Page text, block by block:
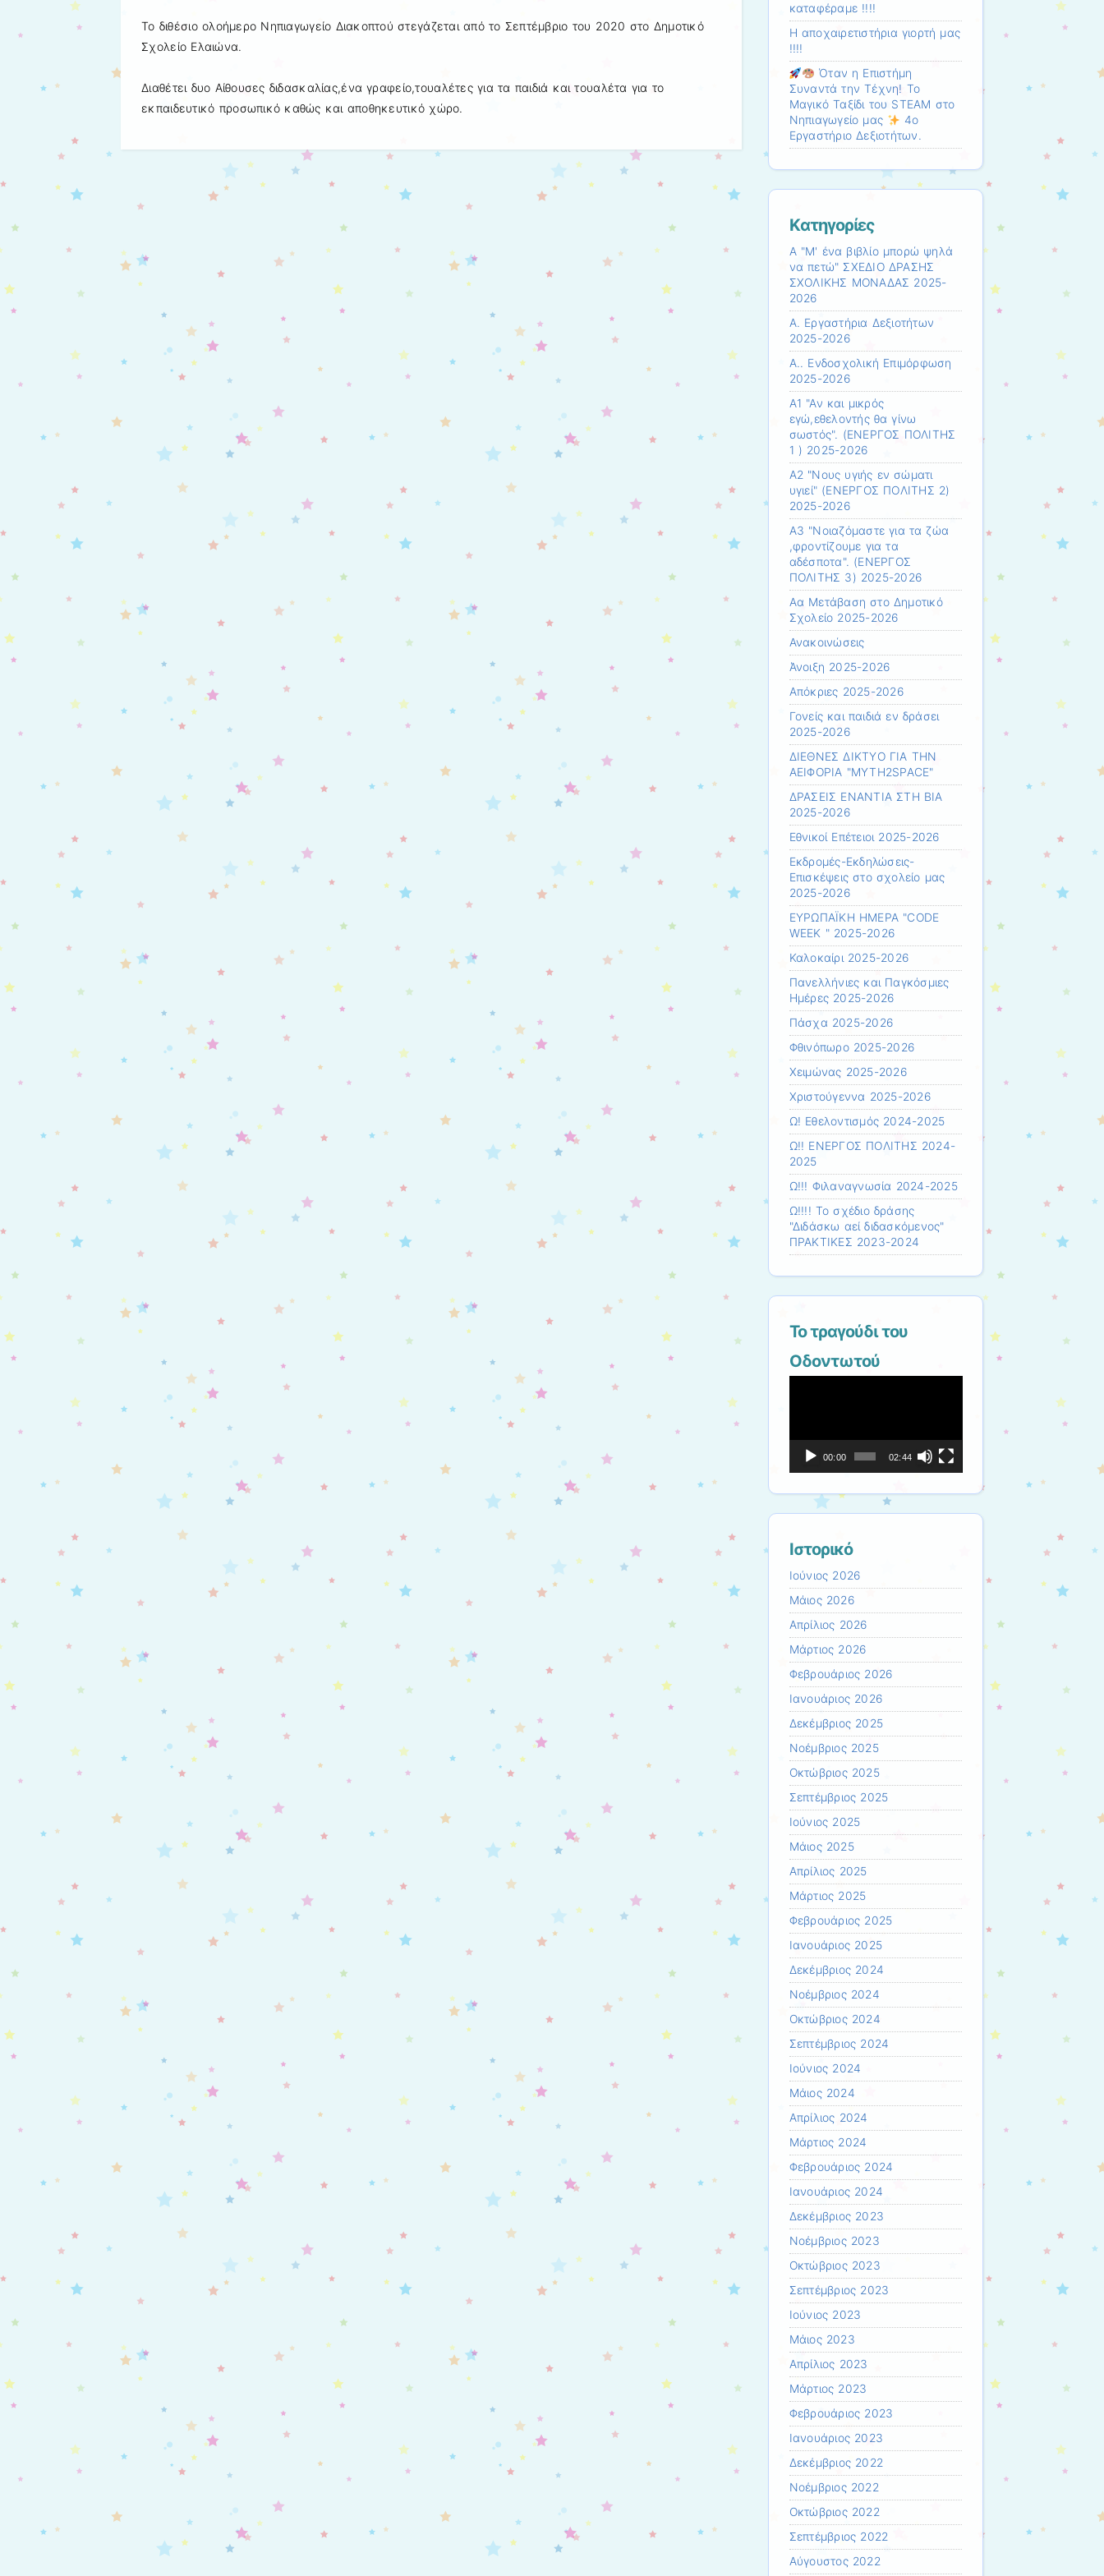
Το διθέσιο ολοήμερο Νηπιαγωγείο Διακοπτού στεγάζεται από το Σεπτέμβριο του 2020 στο Δημοτικό
Σχολείο Ελαιώνα.
Διαθέτει δυο Αίθουσες διδασκαλίας,ένα γραφείο,τουαλέτες για τα παιδιά και τουαλέτα για το
εκπαιδευτικό προσωπικό καθώς και αποθηκευτικό χώρο.
καταφέραμε !!!!
Η αποχαιρετιστήρια γιορτή μας
!!!!
Όταν η Επιστήμη
Συναντά την Τέχνη! Το
Μαγικό Ταξίδι του STEAM στο
Νηπιαγωγείο μας
4ο
Εργαστήριο Δεξιοτήτων.
Kατηγορίες
Α "Μ' ένα βιβλίο μπορώ ψηλά
να πετώ" ΣΧΕΔΙΟ ΔΡΑΣΗΣ
ΣΧΟΛΙΚΗΣ ΜΟΝΑΔΑΣ 2025-
2026
Α. Εργαστήρια Δεξιοτήτων
2025-2026
Α.. Ενδοσχολική Επιμόρφωση
2025-2026
Α1 "Αν και μικρός
εγώ,εθελοντής θα γίνω
σωστός". (ΕΝΕΡΓΟΣ ΠΟΛΙΤΗΣ
1 ) 2025-2026
Α2 "Νους υγιής εν σώματι
υγιεί" (ΕΝΕΡΓΟΣ ΠΟΛΙΤΗΣ 2)
2025-2026
Α3 "Νοιαζόμαστε για τα ζώα
,φροντίζουμε για τα
αδέσποτα". (ΕΝΕΡΓΟΣ
ΠΟΛΙΤΗΣ 3) 2025-2026
Αα Μετάβαση στο Δημοτικό
Σχολείο 2025-2026
Ανακοινώσεις
Άνοιξη 2025-2026
Απόκριες 2025-2026
Γονείς και παιδιά εν δράσει
2025-2026
ΔΙΕΘΝΕΣ ΔΙΚΤΥΟ ΓΙΑ ΤΗΝ
ΑΕΙΦΟΡΙΑ "MYTH2SPACE"
ΔΡΑΣΕΙΣ ΕΝΑΝΤΙΑ ΣΤΗ ΒΙΑ
2025-2026
Εθνικοί Επέτειοι 2025-2026
Εκδρομές-Εκδηλώσεις-
Επισκέψεις στο σχολείο μας
2025-2026
ΕΥΡΩΠΑΪΚΗ ΗΜΕΡΑ "CODE
WEEK " 2025-2026
Καλοκαίρι 2025-2026
Πανελλήνιες και Παγκόσμιες
Ημέρες 2025-2026
Πάσχα 2025-2026
Φθινόπωρο 2025-2026
Χειμώνας 2025-2026
Χριστούγεννα 2025-2026
Ω! Εθελοντισμός 2024-2025
Ω!! ΕΝΕΡΓΟΣ ΠΟΛΙΤΗΣ 2024-
2025
Ω!!! Φιλαναγνωσία 2024-2025
Ω!!!! Το σχέδιο δράσης
"Διδάσκω αεί διδασκόμενος"
ΠΡΑΚΤΙΚΕΣ 2023-2024
Το τραγούδι του
Οδοντωτού
00:00 02:44
Ιστορικό
Ιούνιος 2026
Μάιος 2026
Απρίλιος 2026
Μάρτιος 2026
Φεβρουάριος 2026
Ιανουάριος 2026
Δεκέμβριος 2025
Νοέμβριος 2025
Οκτώβριος 2025
Σεπτέμβριος 2025
Ιούνιος 2025
Μάιος 2025
Απρίλιος 2025
Μάρτιος 2025
Φεβρουάριος 2025
Ιανουάριος 2025
Δεκέμβριος 2024
Νοέμβριος 2024
Οκτώβριος 2024
Σεπτέμβριος 2024
Ιούνιος 2024
Μάιος 2024
Απρίλιος 2024
Μάρτιος 2024
Φεβρουάριος 2024
Ιανουάριος 2024
Δεκέμβριος 2023
Νοέμβριος 2023
Οκτώβριος 2023
Σεπτέμβριος 2023
Ιούνιος 2023
Μάιος 2023
Απρίλιος 2023
Μάρτιος 2023
Φεβρουάριος 2023
Ιανουάριος 2023
Δεκέμβριος 2022
Νοέμβριος 2022
Οκτώβριος 2022
Σεπτέμβριος 2022
Αύγουστος 2022